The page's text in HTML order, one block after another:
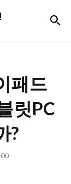
패드
릿PC
?